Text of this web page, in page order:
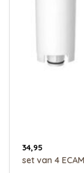
34,95
set van 4